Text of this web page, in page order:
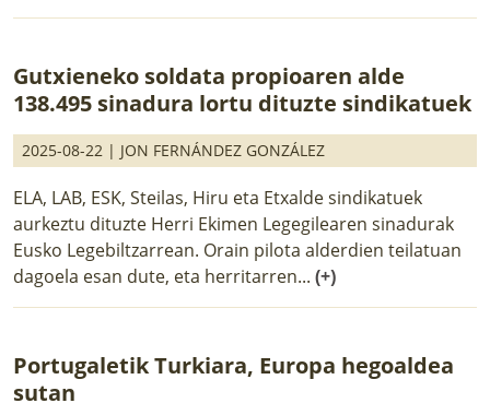
Gutxieneko soldata propioaren alde
138.495 sinadura lortu dituzte sindikatuek
2025-08-22 | JON FERNÁNDEZ GONZÁLEZ
ELA, LAB, ESK, Steilas, Hiru eta Etxalde sindikatuek
aurkeztu dituzte Herri Ekimen Legegilearen sinadurak
Eusko Legebiltzarrean. Orain pilota alderdien teilatuan
dagoela esan dute, eta herritarren... (+)
Portugaletik Turkiara, Europa hegoaldea
sutan